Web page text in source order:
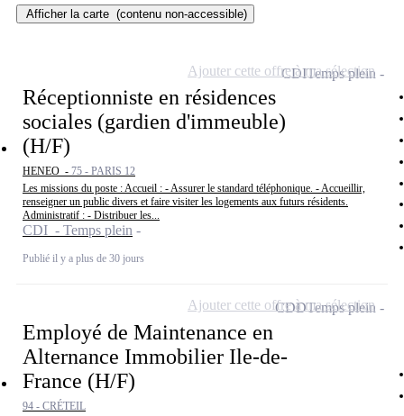
Afficher la carte (contenu non-accessible)
Réceptionniste en résidences
sociales (gardien d'immeuble)
(H/F)
HENEO - 75 - PARIS 12
Les missions du poste : Accueil : - Assurer le standard téléphonique. - Accueillir,
renseigner un public divers et faire visiter les logements aux futurs résidents.
Administratif : - Distribuer les...
CDI - Temps plein
Publié il y a plus de 30 jours
CDITemps plein
Ajouter cette offre à ma sélection
Employé de Maintenance en
Alternance Immobilier Ile-de-
France (H/F)
94 - CRÉTEIL
CDDTemps plein
Ajouter cette offre à ma sélection